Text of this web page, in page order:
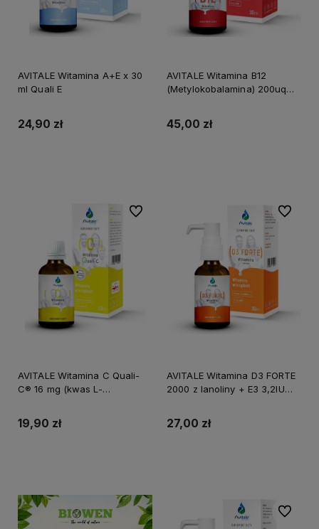
AVITALE Witamina A+E x 30
ml Quali E
24,90 zł
AVITALE Witamina B12
(Metylokobalamina) 200uq
45,00 zł
AVITALE Witamina C Quali-
C® 16 mg (kwas L-
19,90 zł
Do ulubionych
AVITALE Witamina D3 FORTE
2000 z lanoliny + E3 3,2IU
27,00 zł
Do
Do